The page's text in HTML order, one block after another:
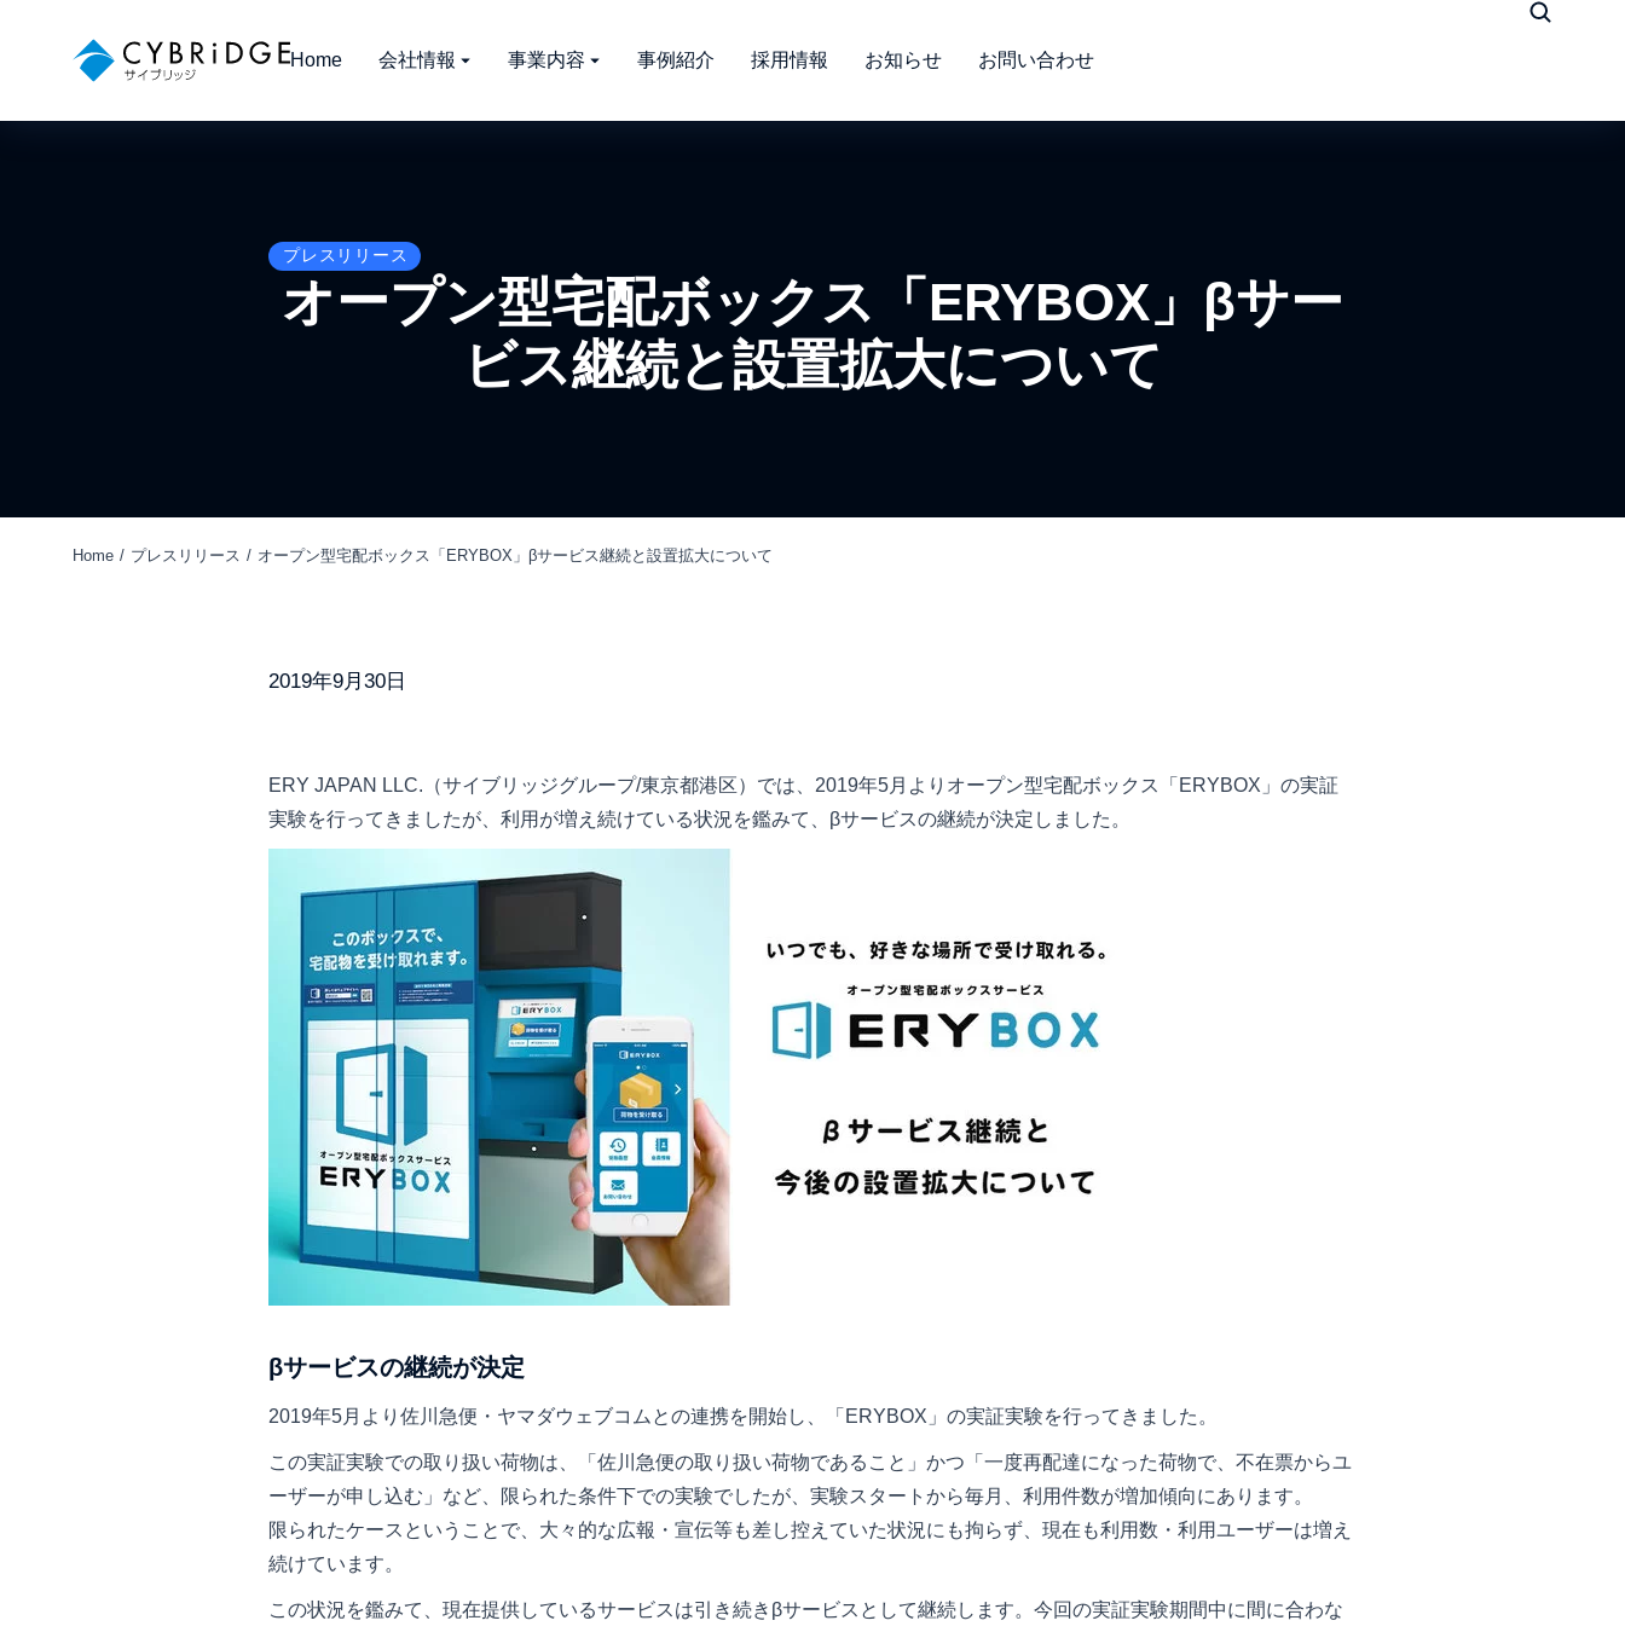
Home 会社情報 事業内容 事例紹介 採用情報 お知らせ お問い合わせ
プレスリリース
オープン型宅配ボックス「ERYBOX」βサー
ビス継続と設置拡大について
You are here:
Home プレスリリース オープン型宅配ボックス「ERYBOX」βサービス継続と設置拡大について
2019年9月30日
ERY JAPAN LLC.（サイブリッジグループ/東京都港区）では、2019年5月よりオープン型宅配ボックス「ERYBOX」の実証
実験を行ってきましたが、利用が増え続けている状況を鑑みて、βサービスの継続が決定しました。
βサービスの継続が決定
2019年5月より佐川急便・ヤマダウェブコムとの連携を開始し、「ERYBOX」の実証実験を行ってきました。
この実証実験での取り扱い荷物は、「佐川急便の取り扱い荷物であること」かつ「一度再配達になった荷物で、不在票からユ
ーザーが申し込む」など、限られた条件下での実験でしたが、実験スタートから毎月、利用件数が増加傾向にあります。
限られたケースということで、大々的な広報・宣伝等も差し控えていた状況にも拘らず、現在も利用数・利用ユーザーは増え
続けています。
この状況を鑑みて、現在提供しているサービスは引き続きβサービスとして継続します。今回の実証実験期間中に間に合わな